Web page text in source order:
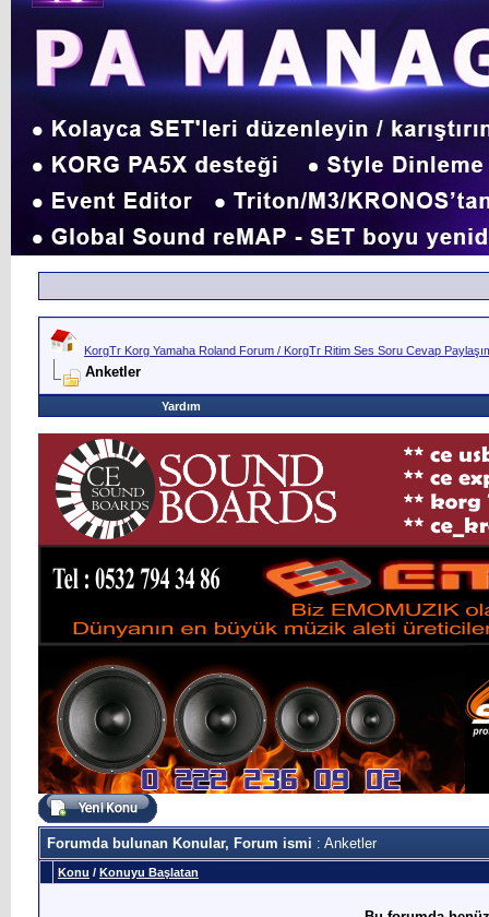
KorgTr Korg Yamaha Roland Forum / KorgTr Ritim Ses Soru Cevap
Anketler
Yardım
Forumda bulunan Konular, Forum ismi : Anketler
Konu / Konuyu Başlatan